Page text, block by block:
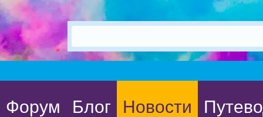
Форум Блог Новости